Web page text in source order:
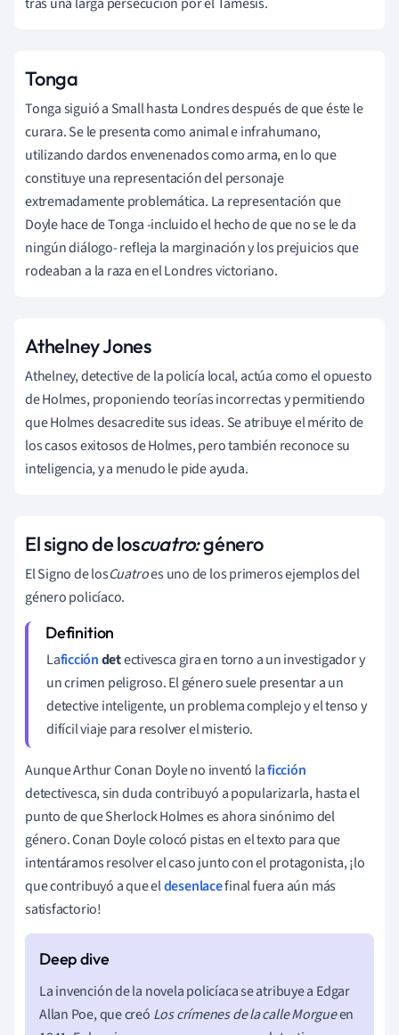
Tonga
Tonga siguió a Small hasta Londres después de que éste le
curara. Se le presenta como animal e infrahumano,
utilizando dardos envenenados como arma, en lo que
constituye una representación del personaje
extremadamente problemática. La representación que
Doyle hace de Tonga -incluido el hecho de que no se le da
ningún diálogo- refleja la marginación y los prejuicios que
rodeaban a la raza en el Londres victoriano.
Athelney Jones
Athelney, detective de la policía local, actúa como el opuesto
de Holmes, proponiendo teorías incorrectas y permitiendo
que Holmes desacredite sus ideas. Se atribuye el mérito de
los casos exitosos de Holmes, pero también reconoce su
inteligencia, y a menudo le pide ayuda.
El signo de loscuatro:género
El Signo de losCuatroes uno de los primeros ejemplos del
género policíaco.
Laficcióndetectivesca gira en torno a un investigador y
un crimen peligroso. El género suele presentar a un
detective inteligente, un problema complejo y el tenso y
difícil viaje para resolver el misterio.
Aunque Arthur Conan Doyle no inventó laficción
detectivesca, sin duda contribuyó a popularizarla, hasta el
punto de que Sherlock Holmes es ahora sinónimo del
género. Conan Doyle colocó pistas en el texto para que
intentáramos resolver el caso junto con el protagonista, ¡lo
que contribuyó a que eldesenlacefinal fuera aún más
satisfactorio!
La invención de la novela policíaca se atribuye a Edgar
Allan Poe, que creó Los crímenes de la calle Morgueen